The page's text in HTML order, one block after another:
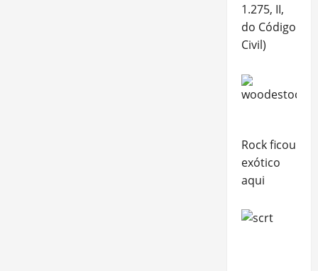
1.275, II,
do Código
Civil)
Rock ficou
exótico
aqui